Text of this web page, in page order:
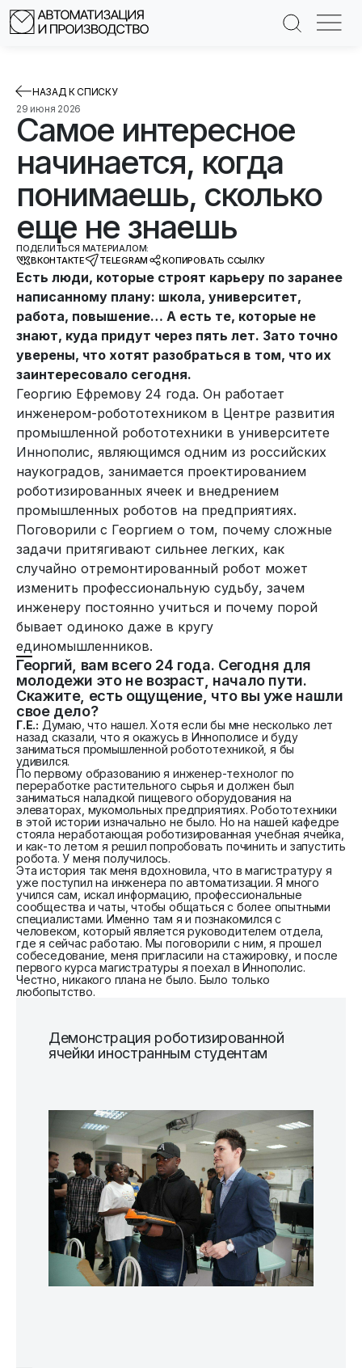
НАЗАД К СПИСКУ
29 июня 2026
Самое интересное
начинается, когда
понимаешь, сколько
еще не знаешь
ПОДЕЛИТЬСЯ МАТЕРИАЛОМ:
ВКОНТАКТЕ
TELEGRAM КОПИРОВАТЬ ССЫЛКУ
Есть люди, которые строят карьеру по заранее
написанному плану: школа, университет,
работа, повышение… А есть те, которые не
знают, куда придут через пять лет. Зато точно
уверены, что хотят разобраться в том, что их
заинтересовало сегодня.
Георгию Ефремову 24 года. Он работает
инженером-робототехником в Центре развития
промышленной робототехники в университете
Иннополис, являющимся одним из российских
наукоградов, занимается проектированием
роботизированных ячеек и внедрением
промышленных роботов на предприятиях.
Поговорили с Георгием о том, почему сложные
задачи притягивают сильнее легких, как
случайно отремонтированный робот может
изменить профессиональную судьбу, зачем
инженеру постоянно учиться и почему порой
бывает одиноко даже в кругу
единомышленников.
Георгий, вам всего 24 года. Сегодня для
молодежи это не возраст, начало пути.
Скажите, есть ощущение, что вы уже нашли
свое дело?
Г.Е.: Думаю, что нашел. Хотя если бы мне несколько лет
назад сказали, что я окажусь в Иннополисе и буду
заниматься промышленной робототехникой, я бы
удивился.
По первому образованию я инженер-технолог по
переработке растительного сырья и должен был
заниматься наладкой пищевого оборудования на
элеваторах, мукомольных предприятиях. Робототехники
в этой истории изначально не было. Но на нашей кафедре
стояла неработающая роботизированная учебная ячейка,
и как-то летом я решил попробовать починить и запустить
робота. У меня получилось.
Эта история так меня вдохновила, что в магистратуру я
уже поступил на инженера по автоматизации. Я много
учился сам, искал информацию, профессиональные
сообщества и чаты, чтобы общаться с более опытными
специалистами. Именно там я и познакомился с
человеком, который является руководителем отдела,
где я сейчас работаю. Мы поговорили с ним, я прошел
собеседование, меня пригласили на стажировку, и после
первого курса магистратуры я поехал в Иннополис.
Честно, никакого плана не было. Было только
любопытство.
Демонстрация роботизированной
ячейки иностранным студентам